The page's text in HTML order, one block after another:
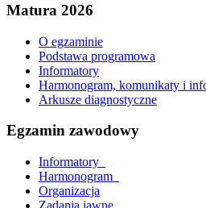
Matura 2026
O egzaminie
Podstawa programowa
Informatory
Harmonogram, komunikaty i
Arkusze diagnostyczne
Egzamin zawodowy
Informatory_
Harmonogram_
Organizacja
Zadania jawne